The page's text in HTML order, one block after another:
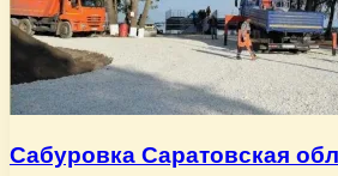
Сабуровка Саратовская